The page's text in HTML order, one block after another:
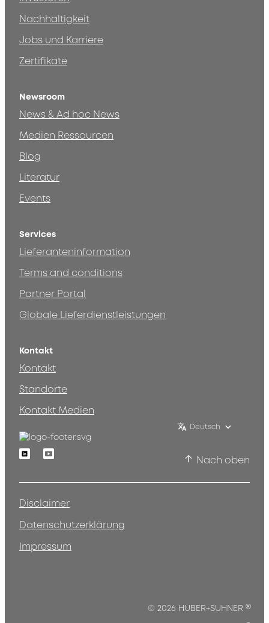
Nachhaltigkeit
Jobs und Karriere
Zertifikate
Newsroom
News & Ad hoc News
Medien Ressourcen
Blog
Literatur
Events
Services
Lieferanteninformation
Terms and conditions
Partner Portal
Globale Lieferdienstleistungen
Kontakt
Kontakt
Standorte
Kontakt Medien
Deutsch
LinkedinYoutube
Nach oben
Disclaimer
Datenschutzerklärung
Impressum
© 2026 HUBER+SUHNER ®